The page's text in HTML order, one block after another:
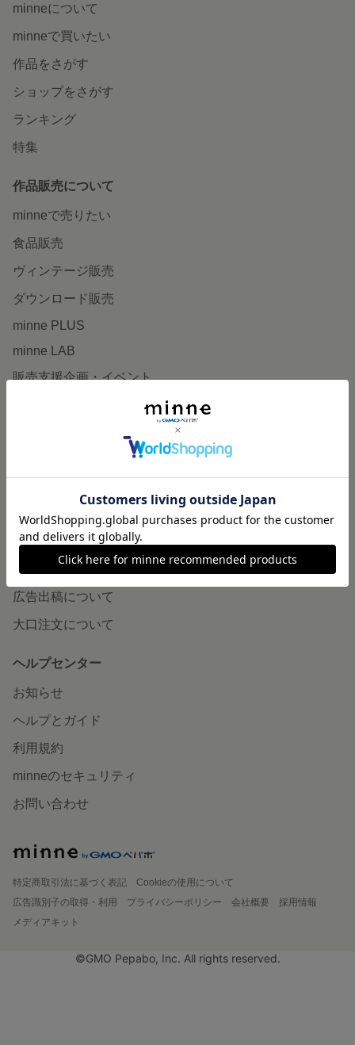
minneについて
minneで買いたい
作品をさがす
ショップをさがす
ランキング
特集
作品販売について
minneで売りたい
食品販売
ヴィンテージ販売
ダウンロード販売
minne PLUS
minne LAB
販売支援企画・イベント
minneとものづくりと
minneの本
企業の方へ
広告出稿について
大口注文について
ヘルプセンター
お知らせ
ヘルプとガイド
利用規約
minneのセキュリティ
お問い合わせ
特定商取引法に基づく表記
Cookieの使用について
広告識別子の取得・利用
プライバシーポリシー 会社概要
採用情報
メディアキット
©GMO Pepabo, Inc. All rights reserved.